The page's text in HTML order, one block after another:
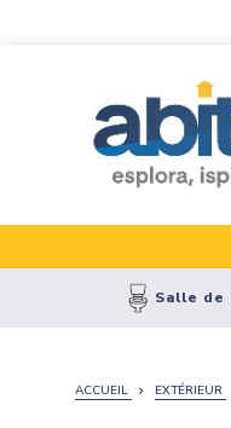
Salle de
ACCUEIL EXTÉRIEUR